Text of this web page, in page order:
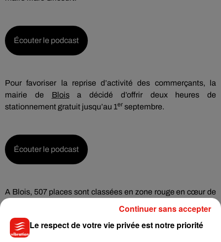
Écouter le podcast
Pour favoriser la reprise d’activité des commerçants, la
mairie de Bloisa décidé d’offrir deux heures de
stationnement gratuit jusqu’au 1er septembre.
Écouter le podcast
A Blois, 507 places sont classées en zone rouge en cœur de
Propos recueillis par Alicia Méchin.
Le respect de votre vie privée est notre priorité
Continuer sans accepter